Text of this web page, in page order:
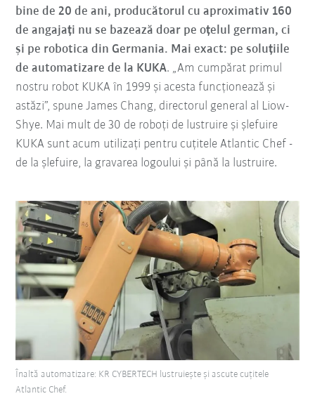
bine de 20 de ani, producătorul cu aproximativ 160
de angajați nu se bazează doar pe oțelul german, ci
și pe robotica din Germania. Mai exact: pe soluțiile
de automatizare de la KUKA. „Am cumpărat primul
nostru robot KUKA în 1999 și acesta funcționează și
astăzi”, spune James Chang, directorul general al Liow-
Shye. Mai mult de 30 de roboți de lustruire și șlefuire
KUKA sunt acum utilizați pentru cuțitele Atlantic Chef -
de la șlefuire, la gravarea logoului și până la lustruire.
Înaltă automatizare: KR CYBERTECH lustruiește și ascute cuțitele
Atlantic Chef.